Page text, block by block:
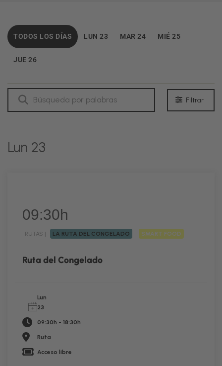
TODOS LOS DÍAS LUN 23 MAR 24 MIÉ 25
JUE 26
Filtrar
Lun 23
09:30h
RUTAS | LA RUTA DEL CONGELADO SMART FOOD
Ruta del Congelado
Lun
23
09:30h - 18:30h
Ruta
Acceso libre